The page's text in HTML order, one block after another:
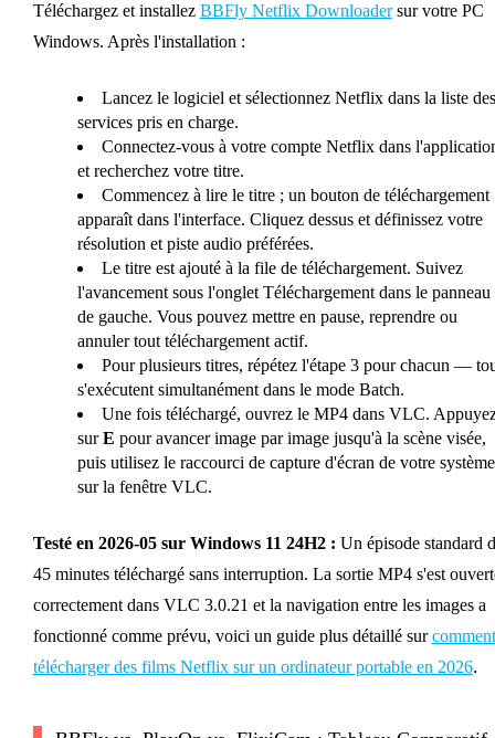
Téléchargez et installez BBFly Netflix Downloadersur votre PC
Windows. Après l'installation :
Lancez le logiciel et sélectionnez Netflix dans la liste des
services pris en charge.
Connectez-vous à votre compte Netflix dans
et recherchez votre titre.
Commencez à lire le titre ; un bouton de téléchargement
apparaît dans l'interface. Cliquez dessus et définissez votre
résolution et piste audio préférées.
Le titre est ajouté à la file de téléchargement. Suivez
l'avancement sous l'onglet Téléchargement dans le panneau
de gauche. Vous pouvez mettre en pause, reprendre ou
annuler tout téléchargement actif.
Pour plusieurs titres, répétez l'étape 3 pour chacun —
s'exécutent simultanément dans le mode Batch.
Une fois téléchargé, ouvrez le MP4 dans VLC.
surE pour avancer image par image jusqu'à la scène visée,
puis utilisez le raccourci de capture d'écran de votre système
sur la fenêtre VLC.
Testé en 2026-05 sur Windows 11 24H2 : Un épisode standard
45 minutes téléchargé sans interruption. La sortie MP4 s'est
correctement dans VLC 3.0.21 et la navigation entre les images a
fonctionné comme prévu, voici un guide plus détaillé surcomment
télécharger des films Netflix sur un ordinateur portable en 2026.